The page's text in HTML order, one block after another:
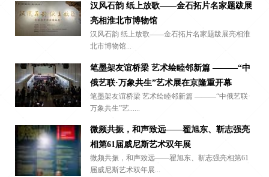
汉风石韵 纸上放歌——金石拓片名家题跋展
亮相淮北市博物馆
汉风石韵 纸上放歌——金石拓片名家题跋展亮相淮
北市博物馆...
笔墨架友谊桥梁 艺术绘睦邻新篇 ———“中
俄艺联·万象共生”艺术展在京隆重开幕
笔墨架友谊桥梁 艺术绘睦邻新篇 ———“中俄艺联·
万象共生”艺......
微频共振，和声致远——翟旭东、靳志强亮
相第61届威尼斯艺术双年展
微频共振，和声致远——翟旭东、靳志强亮相第61
届威尼斯艺术双年展...